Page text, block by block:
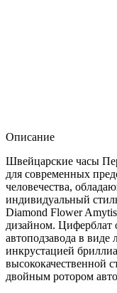
Описание
Швейцарские часы
для современных
человечества,
индивидуальный
Diamond Flower
дизайном. Циферблат
автоподзавода в виде
инкрустацией
высококачественной
двойным ротором